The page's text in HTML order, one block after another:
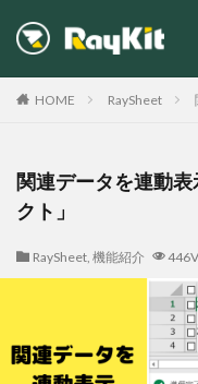
HOME RaySheet
関連データを連動
クト」
RaySheet, 機能紹介
カテゴリー